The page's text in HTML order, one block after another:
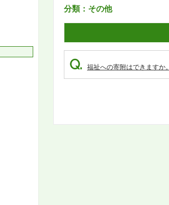
分類：その他
Q. 福祉への寄附はできますか。